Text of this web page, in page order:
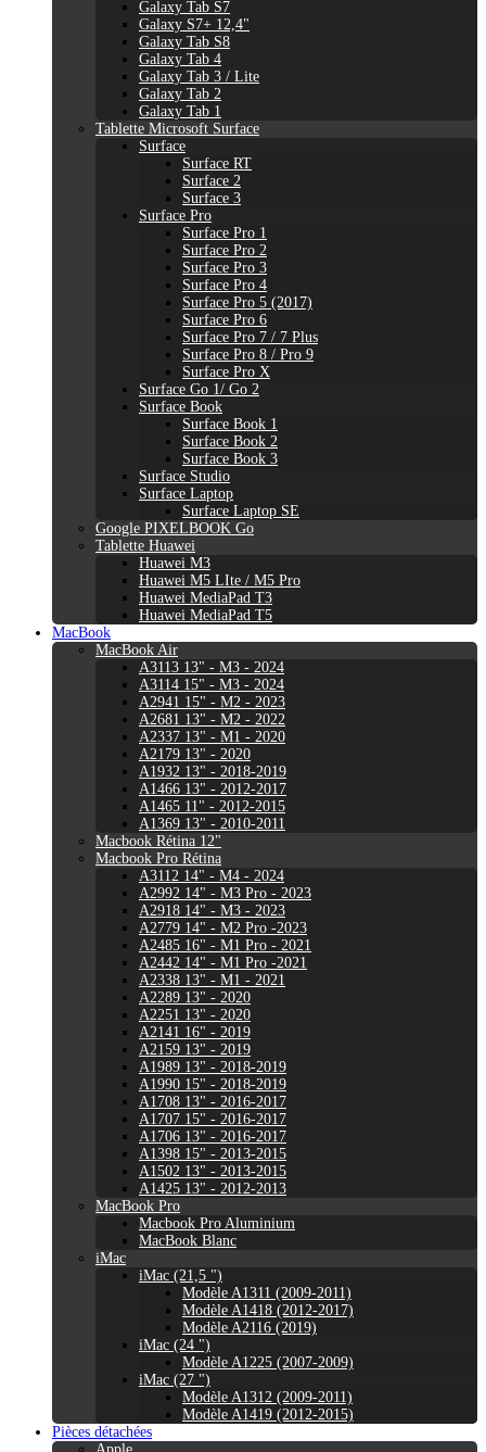
Galaxy Tab S7
Galaxy S7+ 12,4"
Galaxy Tab S8
Galaxy Tab 4
Galaxy Tab 3 / Lite
Galaxy Tab 2
Galaxy Tab 1
Tablette Microsoft Surface
Surface
Surface RT
Surface 2
Surface 3
Surface Pro
Surface Pro 1
Surface Pro 2
Surface Pro 3
Surface Pro 4
Surface Pro 5 (2017)
Surface Pro 6
Surface Pro 7 / 7 Plus
Surface Pro 8 / Pro 9
Surface Pro X
Surface Go 1/ Go 2
Surface Book
Surface Book 1
Surface Book 2
Surface Book 3
Surface Studio
Surface Laptop
Surface Laptop SE
Google PIXELBOOK Go
Tablette Huawei
Huawei M3
Huawei M5 LIte / M5 Pro
Huawei MediaPad T3
Huawei MediaPad T5
MacBook
MacBook Air
A3113 13" - M3 - 2024
A3114 15" - M3 - 2024
A2941 15" - M2 - 2023
A2681 13" - M2 - 2022
A2337 13" - M1 - 2020
A2179 13" - 2020
A1932 13" - 2018-2019
A1466 13" - 2012-2017
A1465 11" - 2012-2015
A1369 13" - 2010-2011
Macbook Rétina 12"
Macbook Pro Rétina
A3112 14" - M4 - 2024
A2992 14" - M3 Pro - 2023
A2918 14" - M3 - 2023
A2779 14" - M2 Pro -2023
A2485 16" - M1 Pro - 2021
A2442 14" - M1 Pro -2021
A2338 13" - M1 - 2021
A2289 13" - 2020
A2251 13" - 2020
A2141 16" - 2019
A2159 13" - 2019
A1989 13" - 2018-2019
A1990 15" - 2018-2019
A1708 13" - 2016-2017
A1707 15" - 2016-2017
A1706 13" - 2016-2017
A1398 15" - 2013-2015
A1502 13" - 2013-2015
A1425 13" - 2012-2013
MacBook Pro
Macbook Pro Aluminium
MacBook Blanc
iMac
iMac (21,5 ")
Modèle A1311 (2009-2011)
Modèle A1418 (2012-2017)
Modèle A2116 (2019)
iMac (24 ")
Modèle A1225 (2007-2009)
iMac (27 ")
Modèle A1312 (2009-2011)
Modèle A1419 (2012-2015)
Pièces détachées